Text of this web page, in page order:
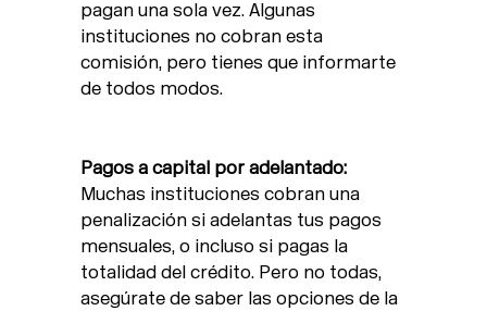
pagan una sola vez. Algunas
instituciones no cobran esta
comisión, pero tienes que informarte
de todos modos.
Pagos a capital por adelantado:
Muchas instituciones cobran una
penalización si adelantas tus pagos
mensuales, o incluso si pagas la
totalidad del crédito. Pero no todas,
asegúrate de saber las opciones de la